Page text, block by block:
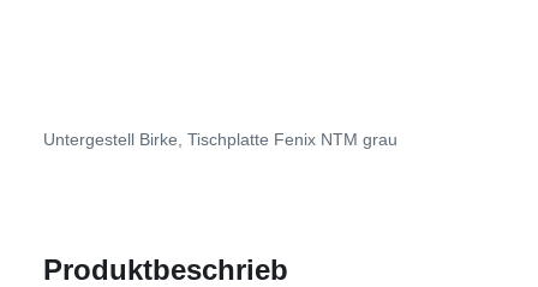
Untergestell Birke, Tischplatte Fenix NTM grau
Produktbeschrieb